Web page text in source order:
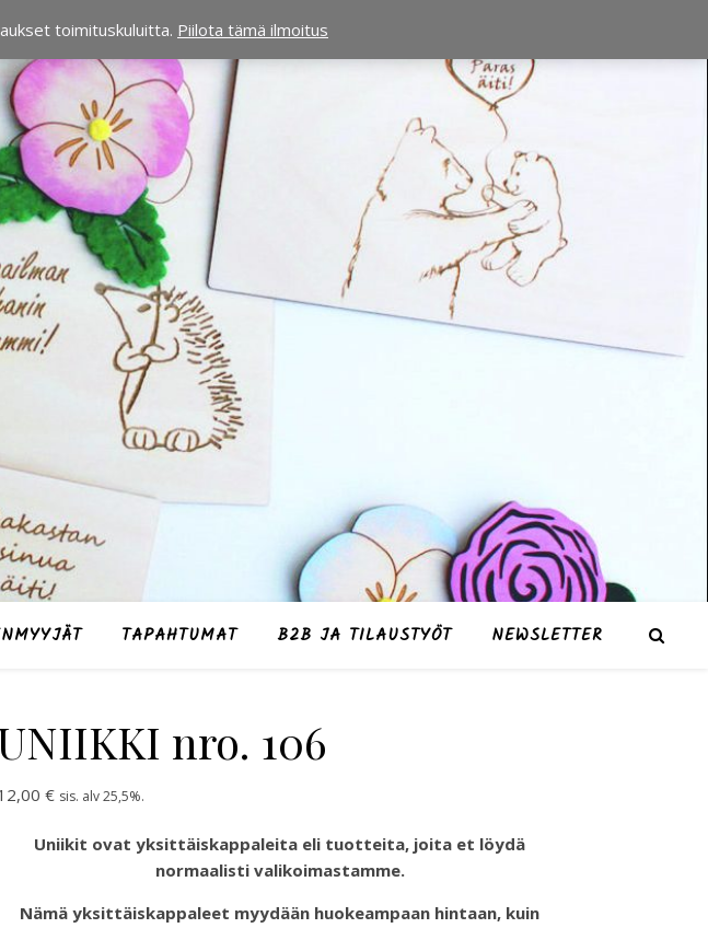
TAPAHTUMAT B2B JA TILAUSTYÖT NEWSLETTER
nro. 106
€ sis. alv 25,5%.
Uniikit ovat yksittäiskappaleita eli tuotteita, joita et löydä
normaalisti valikoimastamme.
Nämä yksittäiskappaleet myydään huokeampaan hintaan, kuin
toimituskuluitta. Piilota tämä ilmoitus